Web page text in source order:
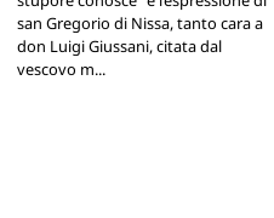
san Gregorio di Nissa, tanto cara a
don Luigi Giussani, citata dal
vescovo m...